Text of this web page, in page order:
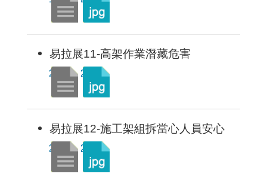
易拉展11-高架作業潛藏危害
易拉展12-施工架組拆當心人員安心